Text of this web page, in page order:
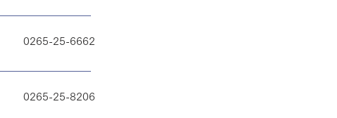
0265-25-6662
0265-25-8206